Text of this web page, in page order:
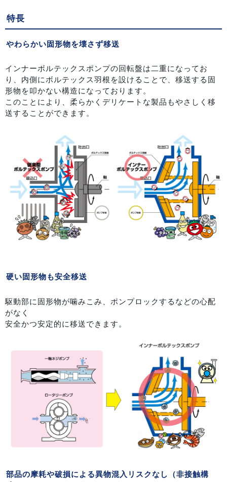
特長
やわらかい固形物を壊さず移送
インナーボルテックスポンプの回転盤は二重になってお
り、内側にボルテックス羽根を設けることで、移送する固
形物を叩かない構造になっております。
このことにより、柔らかくデリケートな製品もやさしく移
送することができます。
硬い固形物も安全移送
駆動部に固形物が噛みこみ、ポンプロックするなどの心配
がなく
安全かつ安定的に移送できます。
部品の摩耗や破損による異物混入リスクなし（非接触構